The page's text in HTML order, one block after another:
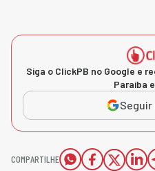
Siga o ClickPB no Google e
Paraíba
Seguir
COMPARTILHE